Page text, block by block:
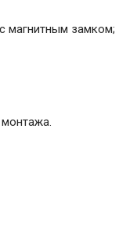
магнитным замком;